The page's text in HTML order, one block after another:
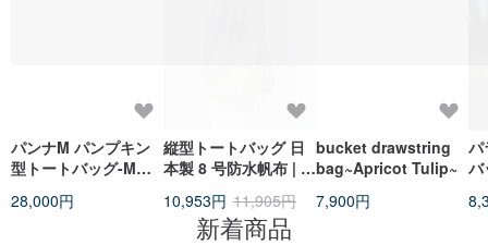
パンナM パンプキン
型トートバッグ-Mサ
×糸12色から選択】手
28,000円
縦型トートバッグ 日
本製 8 号防水帆布 | 台
10,953円 11,905円
bucket drawstring
bag~Apricot Tulip~
7,900円
パ
新着商品